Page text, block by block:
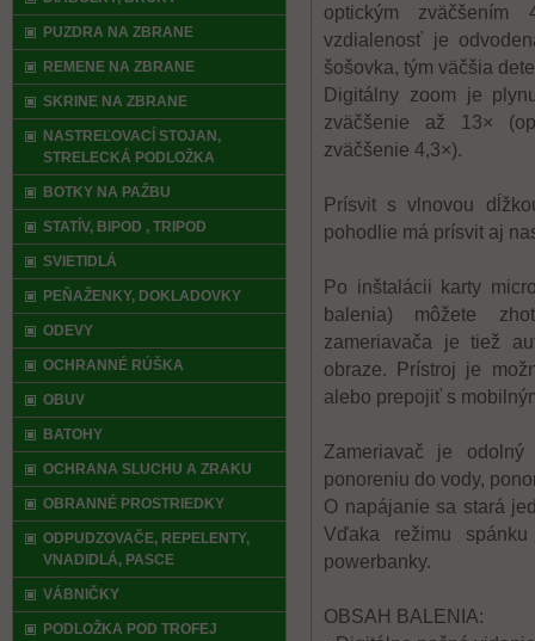
optickým
vzdialenosť je
šošovka, tým väčšia
Digitálny zoom je
zväčšenie až 13×
zväčšenie 4,3×).
Prísvit s vlnovou
pohodlie má prísvit aj
Po inštalácii karty
balenia) môžete
zameriavača je tiež
obraze. Prístroj je
alebo prepojiť s
Zameriavač je
ponoreniu do vody,
O napájanie sa stará
Vďaka režimu
powerbanky.
OBSAH BALENIA:
PUZDRA NA ZBRANE
REMENE NA ZBRANE
SKRINE NA ZBRANE
NASTREĽOVACÍ STOJAN,
STRELECKÁ PODLOŽKA
BOTKY NA PAŽBU
STATÍV, BIPOD , TRIPOD
SVIETIDLÁ
PEŇAŽENKY, DOKLADOVKY
ODEVY
OCHRANNÉ RÚŠKA
OBUV
BATOHY
OCHRANA SLUCHU A ZRAKU
OBRANNÉ PROSTRIEDKY
ODPUDZOVAČE, REPELENTY,
VNADIDLÁ, PASCE
VÁBNIČKY
PODLOŽKA POD TROFEJ